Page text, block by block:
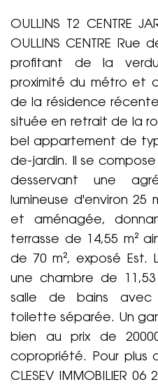
OULLINS T2 CENTRE
OULLINS CENTRE
profitant de la
proximité du métro et
de la résidence récente
située en retrait de la
bel appartement de
de-jardin. Il se
desservant une
lumineuse d'environ 25
et aménagée,
terrasse de 14,55 m²
de 70 m², exposé Est.
une chambre de
salle de bains avec
toilette séparée. Un
bien au prix de
copropriété. Pour plus
CLESEV IMMOBILIER